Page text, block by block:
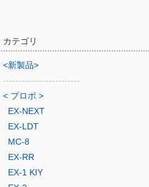
カテゴリ
<新製品>
-------------------------
< プロポ >
EX-NEXT
EX-LDT
MC-8
EX-RR
EX-1 KIY